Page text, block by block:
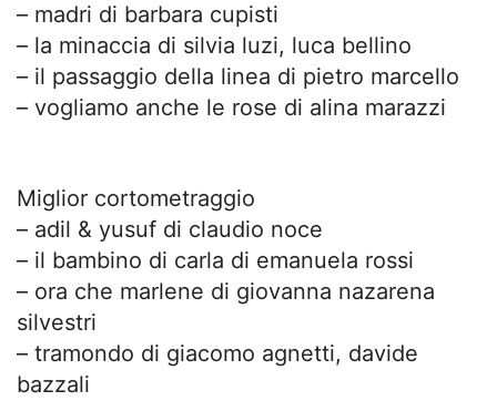
– madri di barbara cupisti
– la minaccia di silvia luzi, luca bellino
– il passaggio della linea di pietro marcello
– vogliamo anche le rose di alina marazzi
Miglior cortometraggio
– adil & yusuf di claudio noce
– il bambino di carla di emanuela rossi
– ora che marlene di giovanna nazarena
silvestri
– tramondo di giacomo agnetti, davide
bazzali